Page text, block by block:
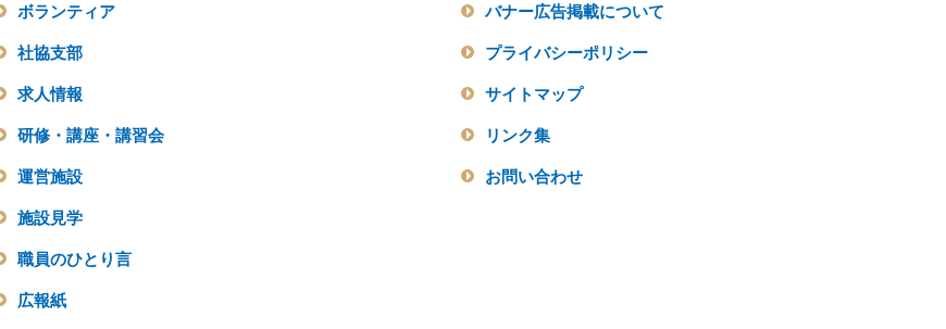
ボランティア
社協支部
求人情報
研修・講座・講習会
運営施設
施設見学
職員のひとり言
広報紙
バナー広告掲載について
プライバシーポリシー
サイトマップ
リンク集
お問い合わせ